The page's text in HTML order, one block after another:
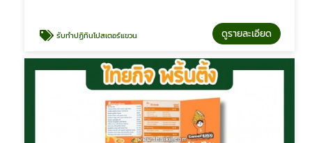
รับทำปฏิทินโปสเตอร์แขวน ดูรายละเอียด